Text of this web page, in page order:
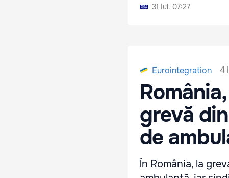
31 Iul. 07:27
Eurointegration 4
grevă
de
În România, la